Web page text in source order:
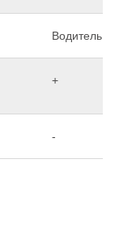
Водитель
+
-